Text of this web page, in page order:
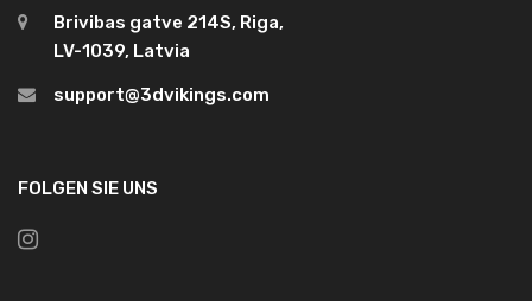
Brivibas gatve 214S, Riga,
LV-1039, Latvia
support@3dvikings.com
FOLGEN SIE UNS